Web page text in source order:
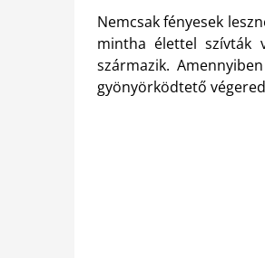
Nemcsak fényesek
mintha élettel szívták
származik.
gyönyörködtető